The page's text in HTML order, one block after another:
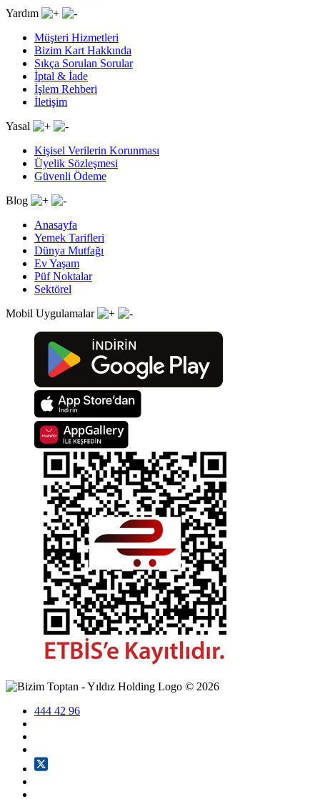
Yardım
Müşteri Hizmetleri
Bizim Kart Hakkında
Sıkça Sorulan Sorular
İptal & İade
İşlem Rehberi
İletişim
Yasal
Kişisel Verilerin Korunması
Üyelik Sözleşmesi
Güvenli Ödeme
Blog
Anasayfa
Yemek Tarifleri
Dünya Mutfağı
Ev Yaşam
Püf Noktalar
Sektörel
Mobil Uygulamalar
© 2026
444 42 96